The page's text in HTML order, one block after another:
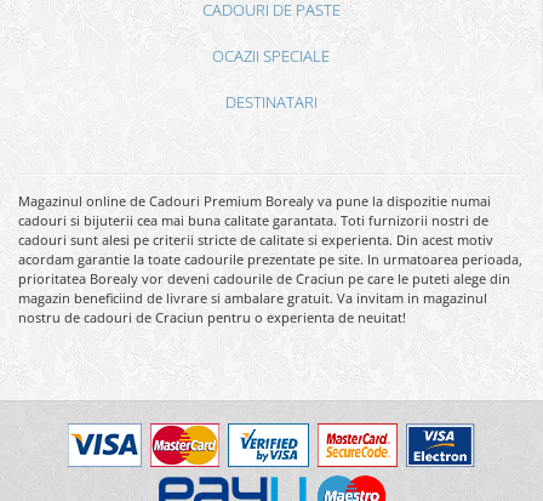
CADOURI DE PASTE
OCAZII SPECIALE
DESTINATARI
Magazinul online de Cadouri Premium Borealy va pune la dispozitie numai
cadouri si bijuterii cea mai buna calitate garantata. Toti furnizorii nostri de
cadouri sunt alesi pe criterii stricte de calitate si experienta. Din acest motiv
acordam garantie la toate cadourile prezentate pe site. In urmatoarea perioada,
prioritatea Borealy vor deveni cadourile de Craciun pe care le puteti alege din
magazin beneficiind de livrare si ambalare gratuit. Va invitam in magazinul
nostru de cadouri de Craciun pentru o experienta de neuitat!